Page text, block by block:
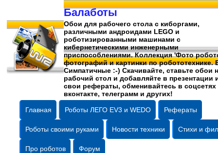
Балаботы
Обои для рабочего стола c киборгами,
различными андроидами LEGO и
роботизированными машинами c
кибернетическими инженерными
приспособлениями. Коллекция 'Фото
фотографийи картинки по робототехнике.
Симпатичные :-) Скачивайте, ставьте обои
рабочий стол и добавляйте в презентации
свои рефераты, обменивайтесь в соцсетях
вконтакте, телеграмм и других!
Главная Роботы ЛЕГО EV3 и WEDO Рефераты
Роботы своими руками Новости техники Стихи и
Про роботов Форум